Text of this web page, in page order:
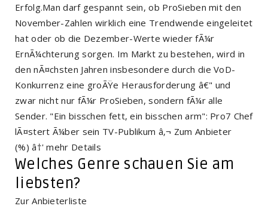
Erfolg.Man darf gespannt sein, ob ProSieben mit den
November-Zahlen wirklich eine Trendwende eingeleitet
hat oder ob die Dezember-Werte wieder fÃ¼r
ErnÃ¼chterung sorgen. Im Markt zu bestehen, wird in
den nÃ¤chsten Jahren insbesondere durch die VoD-
Konkurrenz eine groÃŸe Herausforderung â€" und
zwar nicht nur fÃ¼r ProSieben, sondern fÃ¼r alle
Sender. "Ein bisschen fett, ein bisschen arm": Pro7 Chef
lÃ¤stert Ã¼ber sein TV-Publikum â‚¬ Zum Anbieter
(%) â†' mehr Details
Welches Genre schauen Sie am
liebsten?
Zur Anbieterliste